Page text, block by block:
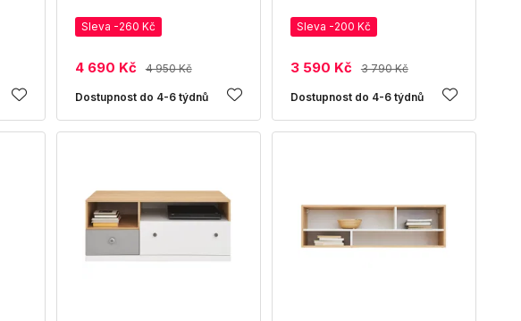
Sleva -260 Kč
4 690 Kč 4 950 Kč
Dostupnost do 4-6 týdnů
Sleva -200 Kč
3 590 Kč 3 790 Kč
Dostupnost do 4-6 týdnů